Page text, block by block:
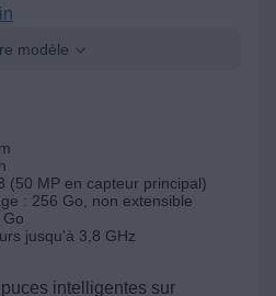
modèle
(50 MP en capteur principal)
: 256 Go, non extensible
jusqu'à 3,8 GHz
intelligentes sur